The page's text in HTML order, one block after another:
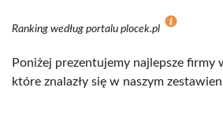
Ranking według portalu plocek.pl
Poniżej prezentujemy najlepsze firmy
które znalazły się w naszym